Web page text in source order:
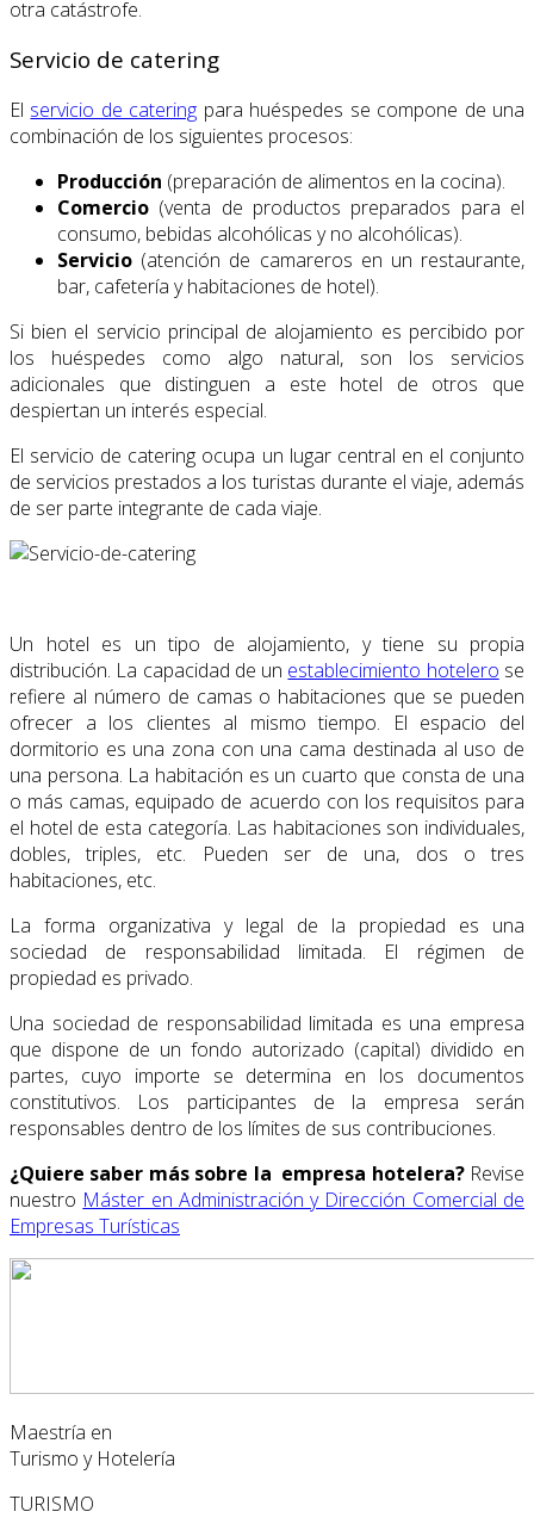
otra catástrofe.
Servicio de catering
El servicio de catering para huéspedes se compone de una
combinación de los siguientes procesos:
Producción (preparación de alimentos en la cocina).
Comercio (venta de productos preparados para el
consumo, bebidas alcohólicas y no alcohólicas).
Servicio (atención de camareros en un restaurante,
bar, cafetería y habitaciones de hotel).
Si bien el servicio principal de alojamiento es percibido por
los huéspedes como algo natural, son los servicios
adicionales que distinguen a este hotel de otros que
despiertan un interés especial.
El servicio de catering ocupa un lugar central en el conjunto
de servicios prestados a los turistas durante el viaje, además
de ser parte integrante de cada viaje.
Un hotel es un tipo de alojamiento, y tiene su propia
distribución. La capacidad de un establecimiento hotelero se
refiere al número de camas o habitaciones que se pueden
ofrecer a los clientes al mismo tiempo. El espacio del
dormitorio es una zona con una cama destinada al uso de
una persona. La habitación es un cuarto que consta de una
o más camas, equipado de acuerdo con los requisitos para
el hotel de esta categoría. Las habitaciones son individuales,
dobles, triples, etc. Pueden ser de una, dos o tres
habitaciones, etc.
La forma organizativa y legal de la propiedad es una
sociedad de responsabilidad limitada. El régimen de
propiedad es privado.
Una sociedad de responsabilidad limitada es una empresa
que dispone de un fondo autorizado (capital) dividido en
partes, cuyo importe se determina en los documentos
constitutivos. Los participantes de la empresa serán
responsables dentro de los límites de sus contribuciones.
¿Quiere saber más sobre la empresa hotelera?Revise
nuestro Máster en Administración y Dirección Comercial de
Empresas Turísticas
Maestría en
Turismo y Hotelería
TURISMO